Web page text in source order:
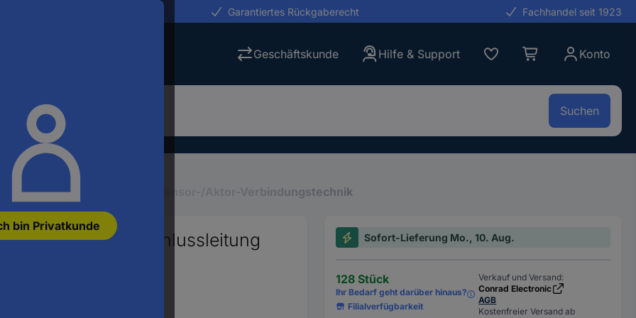
bin Privatkunde
Garantiertes Rückgaberecht Fachhandel seit 1923
Geschäftskunde Hilfe & Support Konto
Suchen
Industriesteckverbinder Sensor-/Aktor-Verbindungstechnik
Aktor-Anschlussleitung
Sofort-Lieferung Mo., 10. Aug.
128 Stück
Ihr Bedarf geht darüber hinaus?
Filialverfügbarkeit
Verkauf und Versand:
Conrad Electronic
AGB
Kostenfreier Versand ab